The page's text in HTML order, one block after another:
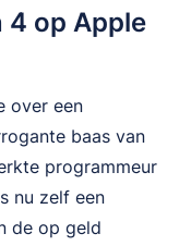
4 op Apple
over een
baas van
programmeur
nu zelf een
de op geld